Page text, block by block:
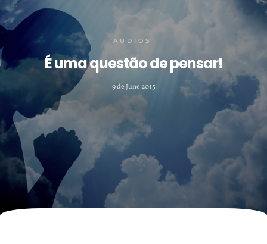
AUDIOS
É uma questão de pensar!
9 de June 2015